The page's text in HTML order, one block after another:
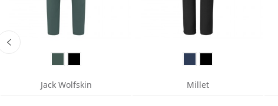
Jack Wolfskin Millet